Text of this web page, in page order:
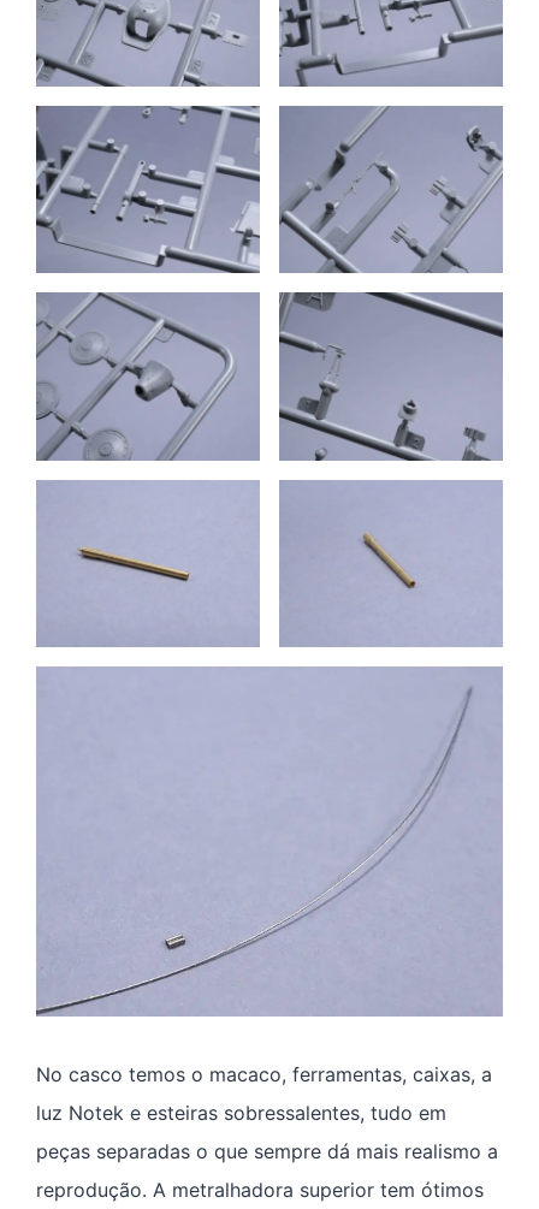
No casco temos o macaco, ferramentas, caixas, a
luz Notek e esteiras sobressalentes, tudo em
peças separadas o que sempre dá mais realismo a
reprodução. A metralhadora superior tem ótimos